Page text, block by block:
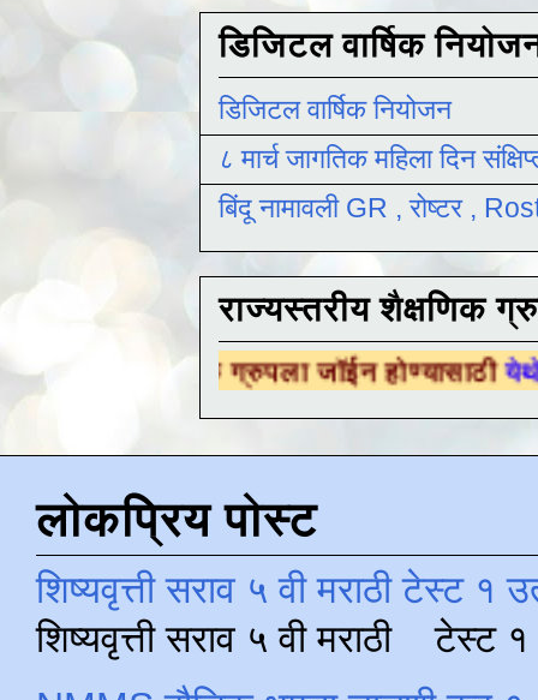
डिजिटल वार्षिक
डिजिटल वार्षिक नियोजन
८ मार्च जागतिक महिला दिन
बिंदू नामावली GR , रोष्टर ,
राज्यस्तरीय शैक्षणिक
ग्रुपला जॉईन होण्यासाठीयेथे क्लिक करा
लोकप्रिय पोस्ट
शिष्यवृत्ती सराव ५ वी मराठी टेस्ट १
शिष्यवृत्ती सराव ५ वी मराठी टेस्ट